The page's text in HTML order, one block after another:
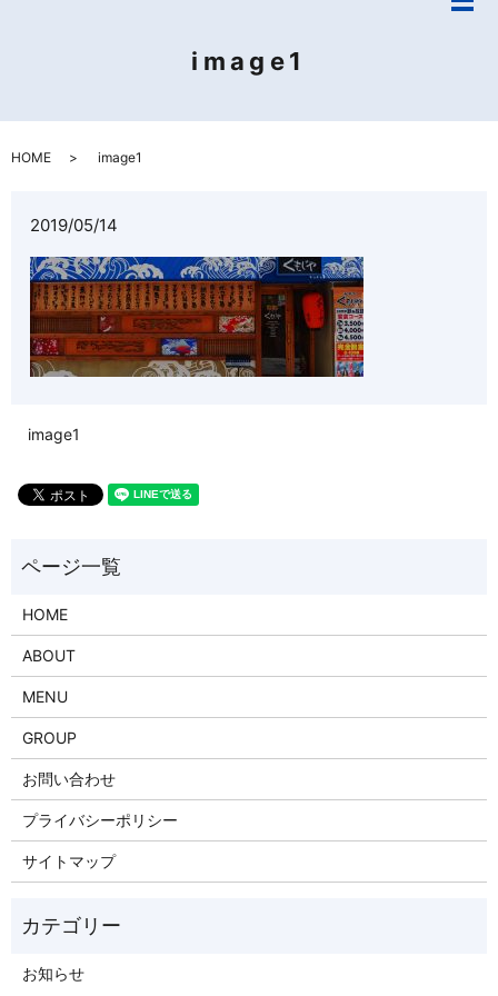
メ
image1
HOME image1
2019/05/14
image1
HOME
ABOUT
MENU
GROUP
お問い合わせ
プライバシーポリシー
サイトマップ
お知らせ